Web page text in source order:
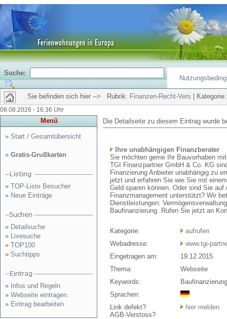
Suche:
Sie befinden sich hier --> Rubrik: Finanzen-Recht-Vers |
08.08.2026 - 16:36 Uhr
Menü
» Start / Gesamtübersicht
» Gratis-Grußkarten
» TOP-Liste Besucher
» Neue Einträge
» Detailsuche
» Livesuche
» TOP100
» Suchtipps
» Infos und Regeln
» Webseite eintragen
» Eintrag bearbeiten
Die Detailseite zu diesem Eintrag wurde
Ihre unabhängigen Finanzberater
Sie möchten gerne Ihr Bauvorhaben
TGI Finanzpartner GmbH & Co. KG
Finanzierung Anbieter unabhängig zu
jetzt und erfahren Sie wie Sie mit
Geld sparen können. Oder sind Sie
Finanzmanagement unterstützt? Wir
Dienstleistungen:
Baufinanzierung. Rufen Sie jetzt an
Kategorie:
aufrufen
Webadresse:
www.tgi-
Eingetragen am:
19.12.2015
Thema:
Webseite
Keywords:
Sprachen:
Link defekt?
AGB-Verstoss?
hier melden